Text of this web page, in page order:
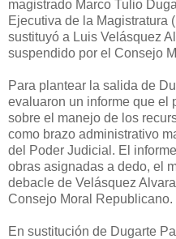
magistrado Marco Tulio
Ejecutiva de la Magistratura
sustituyó a Luis Velásquez
suspendido por el Consejo
Para plantear la salida de
evaluaron un informe que el
sobre el manejo de los
como brazo administrativo
del Poder Judicial. El
obras asignadas a dedo, el
debacle de Velásquez
Consejo Moral Republicano.
En sustitución de Dugarte